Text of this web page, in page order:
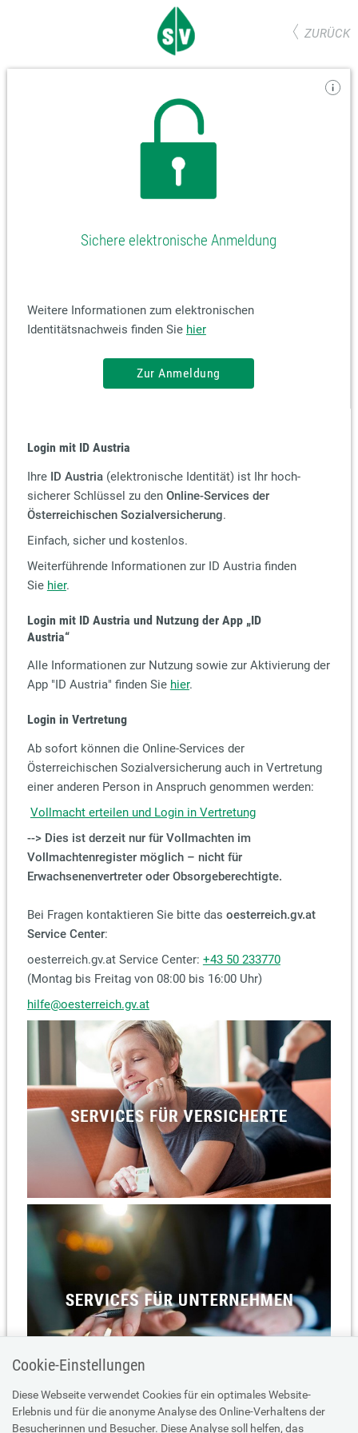
ZURÜCK
Sichere elektronische Anmeldung
Weitere Informationen zum elektronischen
Identitätsnachweis finden Sie hier
Zur Anmeldung
Login mit ID Austria
Ihre ID Austria(elektronische Identität) ist Ihr hoch-
sicherer Schlüssel zu den Online-Services der
Österreichischen Sozialversicherung.
Einfach, sicher und kostenlos.
Weiterführende Informationen zur ID Austria finden
Sie hier.
Login mit ID Austria und Nutzung der App „ID
Austria“
Alle Informationen zur Nutzung sowie zur Aktivierung der
App "ID Austria" finden Sie hier.
Login in Vertretung
Ab sofort können die Online-Services der
Österreichischen Sozialversicherung auch in Vertretung
einer anderen Person in Anspruch genommen werden:
Vollmacht erteilen und Login in Vertretung
--> Dies ist derzeit nur für Vollmachten im
Vollmachtenregister möglich – nicht für
Erwachsenenvertreter oder Obsorgeberechtigte.
Bei Fragen kontaktieren Sie bitte das oesterreich.gv.at
Service Center:
oesterreich.gv.at Service Center: +43 50 233770
(Montag bis Freitag von 08:00 bis 16:00 Uhr)
hilfe@oesterreich.gv.at
Cookie-Einstellungen
Diese Webseite verwendet Cookies für ein optimales Website-
Erlebnis und für die anonyme Analyse des Online-Verhaltens der
Besucherinnen und Besucher. Diese Analyse soll helfen, das